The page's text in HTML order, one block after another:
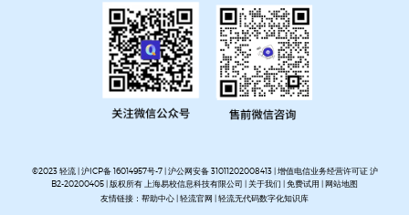
©2023 轻流 |沪ICP备 16014957号-7|沪公网安备 31011202008413| 增值电信业务经营许可证 沪
B2-20200405 | 版权所有 上海易校信息科技有限公司 |关于我们 |免费试用 |网站地图
友情链接： 帮助中心|轻流官网 |轻流无代码数字化知识库